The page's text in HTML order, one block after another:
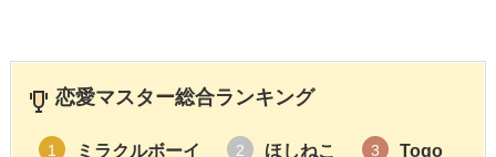
恋愛マスター総合ランキング
1 ミラクルボーイ 2 ほしねこ 3 Togo